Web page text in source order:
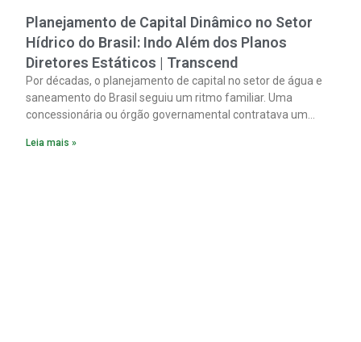
Planejamento de Capital Dinâmico no Setor
Hídrico do Brasil: Indo Além dos Planos
Diretores Estáticos | Transcend
Por décadas, o planejamento de capital no setor de água e
saneamento do Brasil seguiu um ritmo familiar. Uma
concessionária ou órgão governamental contratava um
Leia mais »